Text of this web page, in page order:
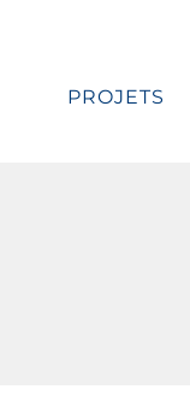
PROJETS